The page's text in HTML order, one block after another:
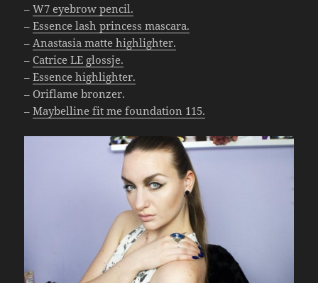
–W7 eyebrow pencil.
–Essence lash princess mascara.
– Anastasia matte highlighter.
– Catrice LE glossje.
–Essence highlighter.
– Oriflame bronzer.
–Maybelline fit me foundation 115.